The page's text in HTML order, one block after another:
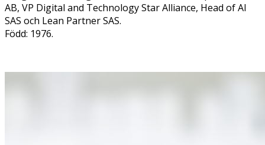
AB, VP Digital and Technology Star Alliance, Head of AI
SAS och Lean Partner SAS.
Född: 1976.